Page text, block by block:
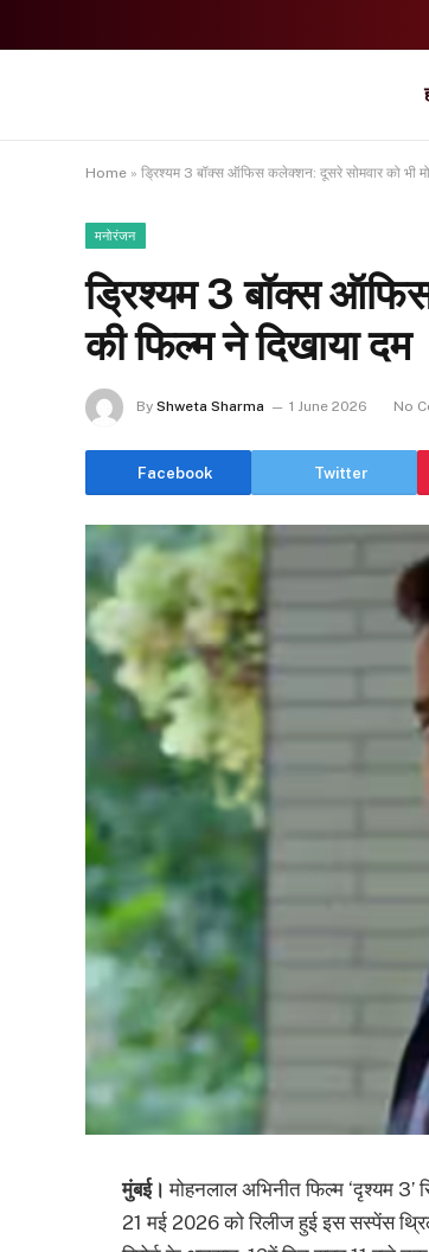
Home » ड्रिश्यम 3 बॉक्स ऑफिस कलेक्शन: दूसरे सोमवार को भी
मनोरंजन
ड्रिश्यम 3 बॉक्स
की फिल्म ने दिखाया दम
By Shweta Sharma 1 June 2026 No
Facebook Twitter
मुंबई। मोहनलाल अभिनीत फिल्म ‘दृश्यम 3’
21 मई 2026 को रिलीज हुई इस सस्पेंस